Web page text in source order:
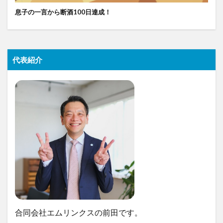
息子の一言から断酒100日達成！
代表紹介
合同会社エムリンクスの前田です。